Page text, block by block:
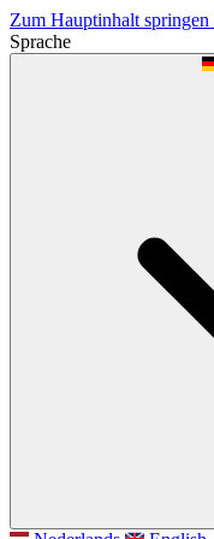
Zum Hauptinhalt springen
Sprache